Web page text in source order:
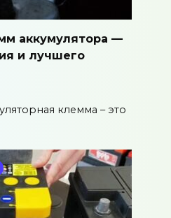
аккумулятора —
и лучшего
клемма – это